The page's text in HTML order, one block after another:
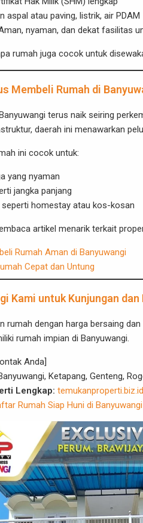
aspal atau paving, listrik, air PDAM
nyaman, dan dekat fasilitas
rumah juga cocok untuk
Membeli Rumah di
terus naik seiring
daerah ini menawarkan
ini cocok untuk:
yang nyaman
jangka panjang
homestay atau kos-kosan
artikel menarik terkait
Rumah Aman di Banyuwangi
Cepat dan Untung
Kami untuk Kunjungan
rumah dengan harga bersaing
rumah impian di Banyuwangi.
Anda]
Ketapang, Genteng,
Lengkap: temukanproperti.biz.id
Rumah Siap Huni di Banyuwangi